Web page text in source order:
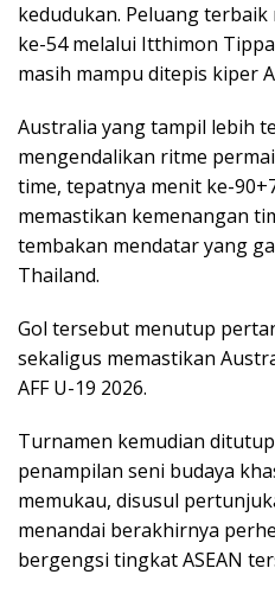
kedudukan. Peluang
ke-54 melalui Itthimon
masih mampu ditepis kiper
Australia yang tampil lebih
mengendalikan ritme
time, tepatnya menit ke-
memastikan kemenangan
tembakan mendatar yang
Thailand.
Gol tersebut menutup
sekaligus memastikan
AFF U-19 2026.
Turnamen kemudian
penampilan seni budaya
memukau, disusul
menandai berakhirnya
bergengsi tingkat ASEAN